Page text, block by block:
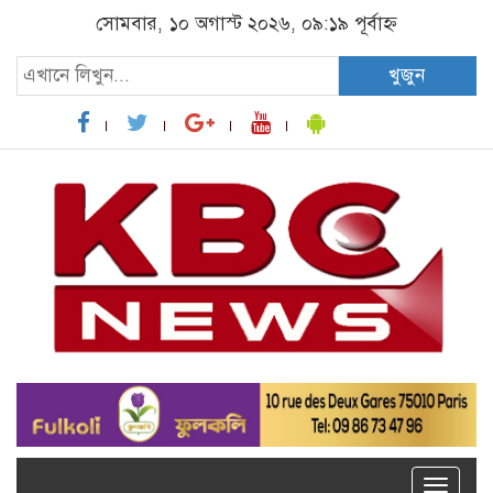
সোমবার, ১০ অগাস্ট ২০২৬, ০৯:১৯ পূর্বাহ্ন
খুজুন